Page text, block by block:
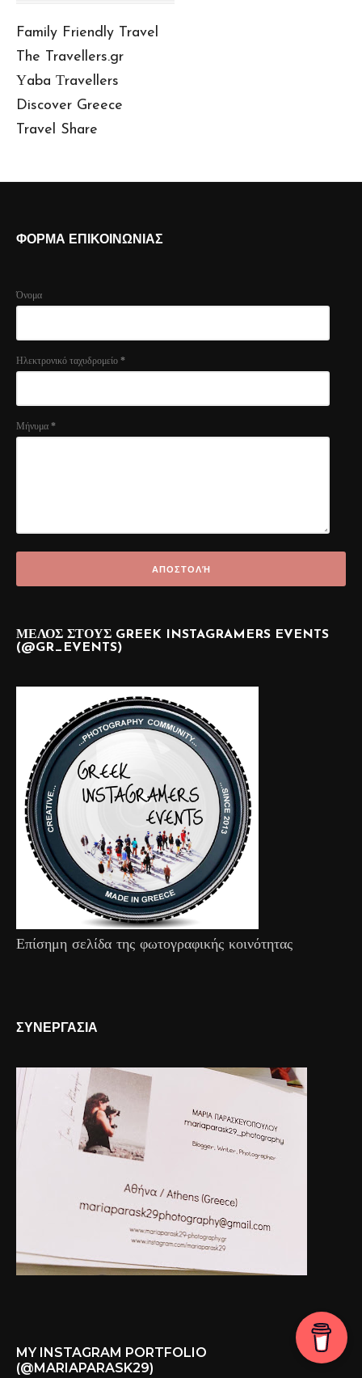
Family Friendly Travel
The Travellers.gr
Υaba Τravellers
Discover Greece
Travel Share
ΦΟΡΜΑ ΕΠΙΚΟΙΝΩΝΙΑΣ
Όνομα
Ηλεκτρονικό ταχυδρομείο *
Μήνυμα *
ΜΕΛΟΣ ΣΤΟΥΣ GREEK INSTAGRAMERS EVENTS
(@GR_EVENTS)
Επίσημη σελίδα της φωτογραφικής κοινότητας
ΣΥΝΕΡΓΑΣΙΑ
MY INSTAGRAM PORTFOLIO
(@MARIAPARASK29)